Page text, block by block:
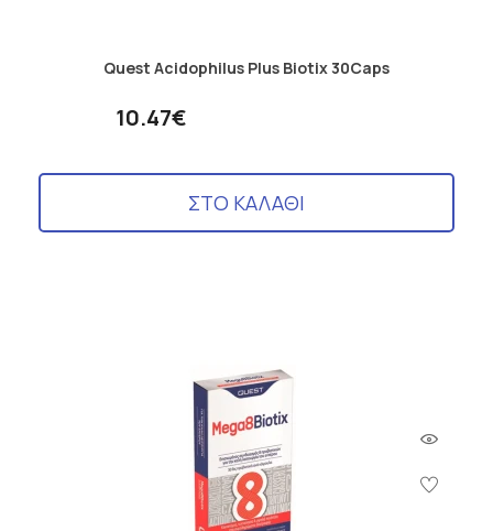
Quest Acidophilus Plus Biotix 30Caps
10.47€
ΣΤΟ ΚΑΛΑΘΙ